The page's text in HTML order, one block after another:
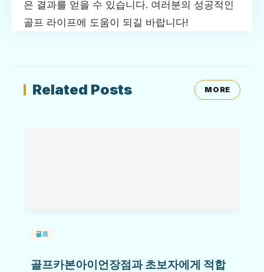
은 결과를 얻을 수 있습니다. 여러분의 성공적인
골프 라이프에 도움이 되길 바랍니다!
Related Posts MORE
골프
골프카본아이언장점과 초보자에게 적합